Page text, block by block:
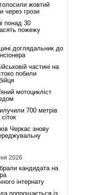
жовтий
через грози
понад 30
пожежу
доглядальник до
частині на
побили
мотоцикліст
700 метрів
Черкас знову
2026
кандидата на
інтернату
попрощається із